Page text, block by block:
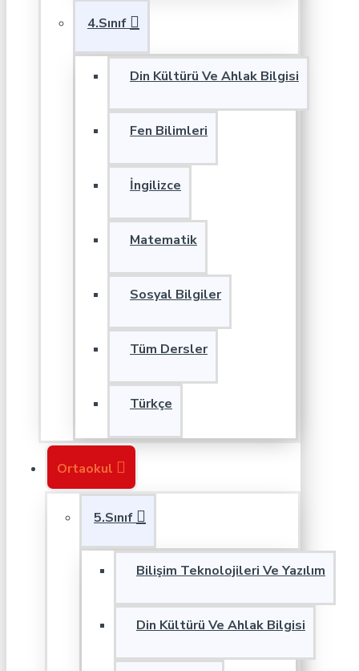
4.Sınıf
Din Kültürü Ve Ahlak Bilgisi
Fen Bilimleri
İngilizce
Matematik
Sosyal Bilgiler
Tüm Dersler
Türkçe
Ortaokul
5.Sınıf
Bilişim Teknolojileri Ve Yazılım
Din Kültürü Ve Ahlak Bilgisi